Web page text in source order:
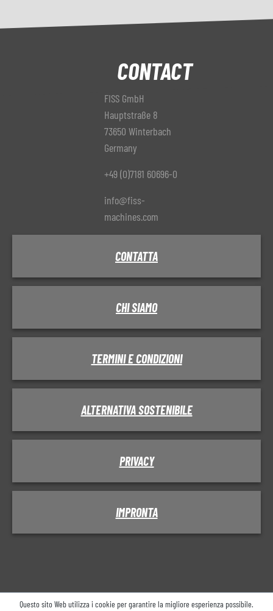
CONTACT
FISS GmbH
Hauptstraße 8
73650 Winterbach
Germany
+49 (0)7181 60696-0
info@fiss-
machines.com
CONTATTA
CHI SIAMO
TERMINI E CONDIZIONI
ALTERNATIVA SOSTENIBILE
PRIVACY
IMPRONTA
Questo sito Web utilizza i cookie per garantire la migliore esperienza possibile.